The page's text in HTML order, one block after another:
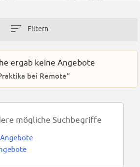
Filtern
ergab keine Angebote
bei Remote”
mögliche Suchbegriffe